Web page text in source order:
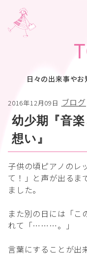
日々の出来事や
2016年12月09日 ブログ
幼少期『音
想い』
子供の頃ピアノのレ
て！」と声が出るま
ました。
また別の日には「こ
れて「………。」
言葉にすることが出